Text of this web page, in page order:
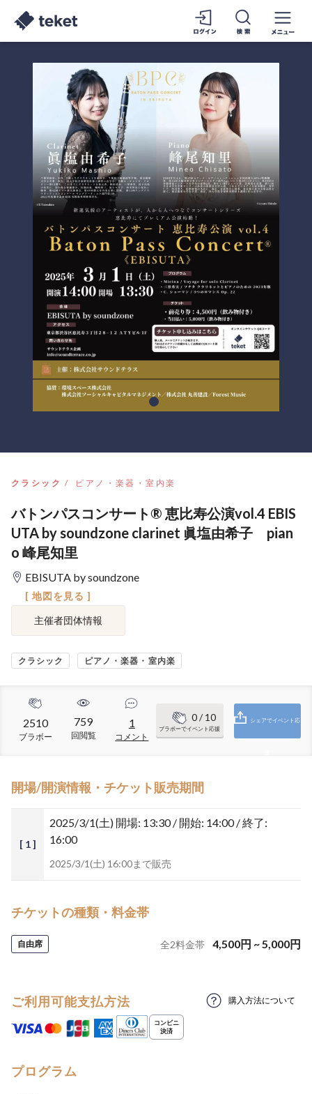
クラシック ピアノ・楽器・室内楽
バトンパスコンサート®︎ 恵比寿公演vol.4 EBIS
UTA by soundzone clarinet 眞塩由希子 pian
o 峰尾知里
EBISUTA by soundzone
[ 地図を見る ]
主催者団体情報
クラシック ピアノ・楽器・室内楽
2510
ブラボー
759
回閲覧
1
コメント
0/ 10
ブラボーでイベント応援
シェアでイベント応
開場/開演情報・チケット販売期間
[ 1 ]
2025/3/1(土) 開場: 13:30 / 開始: 14:00 / 終了:
16:00
2025/3/1(土) 16:00まで販売
チケットの種類・料金帯
自由席 全2料金帯 4,500円 ~5,000円
ご利用可能支払方法 購入方法について
プログラム